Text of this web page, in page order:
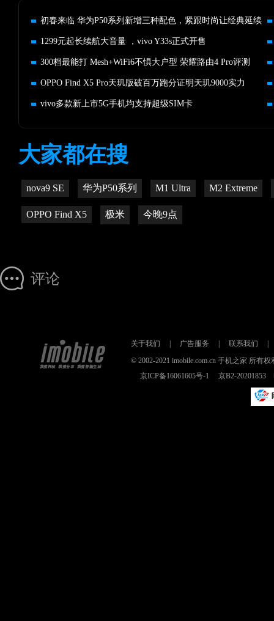
初春来临 华为P50系列新增三种配色，紧跟时尚让经典延续
1299元起长续航大音量 ，vivo Y33s正式开售
300档最能打 Mesh+WiFi6不惧大户型 荣耀路由4 Pro评测
OPPO Find X5 Pro天玑版破百万跑分证明天玑9000实力
vivo多款新上市5G手机均支持超级SIM卡
大家都在搜
nova9 SE 华为P50系列 M1 Ultra M2 Extreme
OPPO Find X5 极米 今晚9点
评论
关于我们 广告服务 联系我们
© 2002-2021 imobile.com.cn 手机之家 所有
京ICP备16061605号-1
京B2-20201853